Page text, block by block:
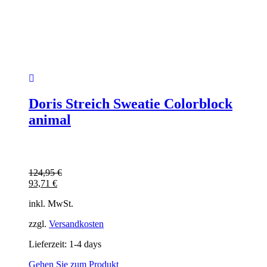
Doris Streich Sweatie Colorblock
animal
124,95€
93,71 €
inkl. MwSt.
zzgl. Versandkosten
Lieferzeit: 1-4 days
Gehen Sie zum Produkt